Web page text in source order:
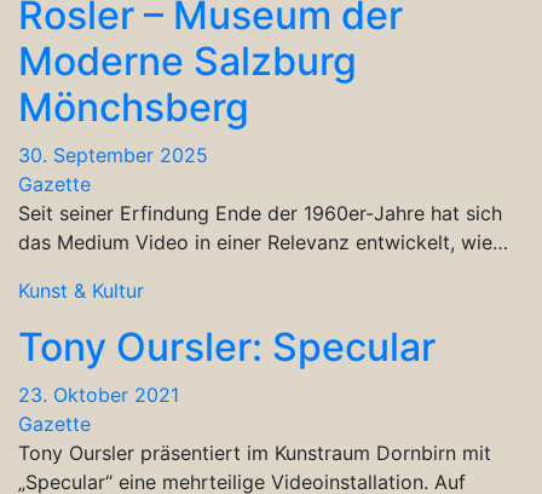
Rosler – Museum der
Moderne Salzburg
Mönchsberg
30. September 2025
Gazette
Seit seiner Erfindung Ende der 1960er-Jahre hat sich
das Medium Video in einer Relevanz entwickelt, wie…
Kunst & Kultur
Tony Oursler: Specular
23. Oktober 2021
Gazette
Tony Oursler präsentiert im Kunstraum Dornbirn mit
„Specular“ eine mehrteilige Videoinstallation. Auf